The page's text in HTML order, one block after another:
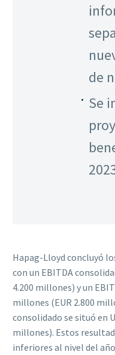
de
Se
Hapag-Lloyd concluyó
con un EBITDA
4.200 millones) y un
millones (EUR 2.800
consolidado se situó en
millones). Estos
inferiores al nivel del